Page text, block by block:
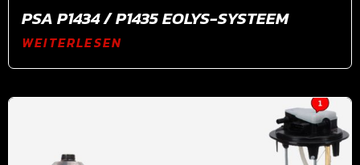
PSA P1434 / P1435 EOLYS-SYSTEEM
WEITERLESEN